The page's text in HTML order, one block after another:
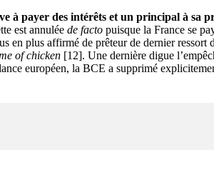
à payer des intérêts et un principal à sa
est annuléede facto puisque la France se
en plus affirmé de prêteur de dernier ressort
of chicken [12]. Une dernière digue
européen, la BCE a supprimé